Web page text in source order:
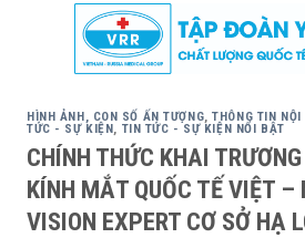
HÌNH ẢNH, CON SỐ ẤN TƯỢNG,THÔNG TIN NỘI
TỨC - SỰ KIỆN, TIN TỨC - SỰ KIỆN NỔI BẬT
CHÍNH THỨC KHAI
KÍNH MẮT QUỐC TẾ VIỆT –
VISION EXPERT CƠ SỞ HẠ